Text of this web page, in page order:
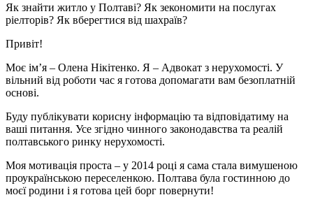
Як знайти житло у Полтаві? Як зекономити на послугах
ріелторів? Як вберегтися від шахраїв?
Привіт!
Моє ім’я – Олена Нікітенко. Я – Адвокат з нерухомості. У
вільний від роботи час я готова допомагати вам безоплатній
основі.
Буду публікувати корисну інформацію та відповідатиму на
ваші питання. Усе згідно чинного законодавства та реалій
полтавського ринку нерухомості.
Моя мотивація проста – у 2014 році я сама стала вимушеною
проукраїнською переселенкою. Полтава була гостинною до
моєї родини і я готова цей борг повернути!